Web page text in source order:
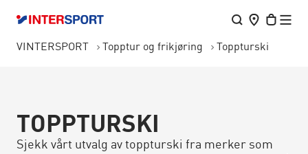
VINTERSPORT Topptur og frikjøring Toppturski
TOPPTURSKI
Sjekk vårt utvalg av toppturski fra merker som